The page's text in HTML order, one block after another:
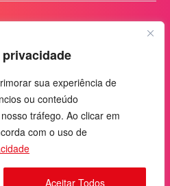
sua experiência de
ou conteúdo
tráfego. Ao clicar em
com o uso de
Aceitar Todos
Sra. das Graças